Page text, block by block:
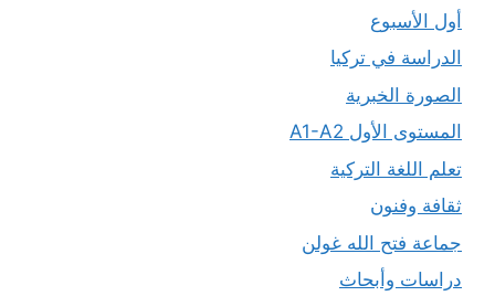
أول الأسبوع
الدراسة في تركيا
الصورة الخبرية
المستوى الأول A1-A2
تعلم اللغة التركية
ثقافة وفنون
جماعة فتح الله غولن
دراسات وأبحاث